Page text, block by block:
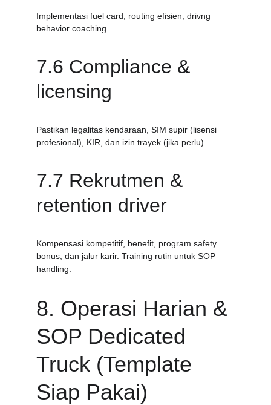
Implementasi fuel card, routing efisien, drivng
behavior coaching.
7.6 Compliance &
licensing
Pastikan legalitas kendaraan, SIM supir (lisensi
profesional), KIR, dan izin trayek (jika perlu).
7.7 Rekrutmen &
retention driver
Kompensasi kompetitif, benefit, program safety
bonus, dan jalur karir. Training rutin untuk SOP
handling.
8. Operasi Harian &
SOP Dedicated
Truck (Template
Siap Pakai)